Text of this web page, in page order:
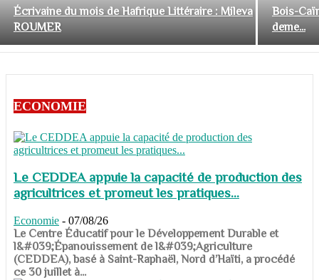
Écrivaine du mois de Hafrique Littéraire : Mileva
ROUMER
Bois-
deme...
ECONOMIE
Le CEDDEA appuie la capacité de production des
agricultrices et promeut les pratiques...
Economie - 07/08/26
​​​​​​​Le Centre Éducatif pour le Développement Durable et
l&#039;Épanouissement de l&#039;Agriculture
(CEDDEA), basé à Saint-Raphaël, Nord d’Haïti, a procédé
ce 30 juillet à...